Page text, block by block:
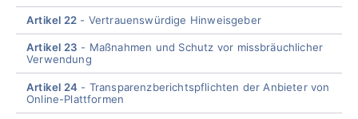
Artikel 22 Vertrauenswürdige Hinweisgeber
Artikel 23
Maßnahmen und Schutz vor missbräuchlicher
Verwendung
Artikel 24
Transparenzberichtspflichten der Anbieter von
Online-Plattformen